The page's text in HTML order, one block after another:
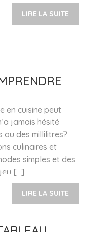
LIRE LA SUITE
en cuisine peut
jamais hésité
ou des millilitres?
culinaires et
simples et des
[…]
LIRE LA SUITE